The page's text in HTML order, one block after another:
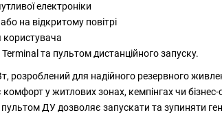
електроніки
на відкритому повітрі
користувача
та пультом дистанційного запуску.
розроблений для надійного резервного
у житлових зонах, кемпінгах чи
ДУ дозволяє запускати та зупиняти